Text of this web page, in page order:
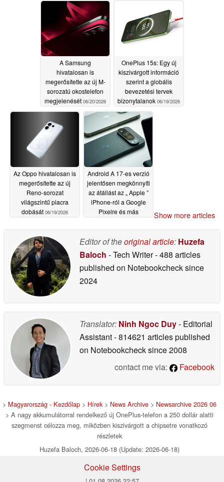
hüvelykes kijelzővel
rendelkezik06/22/2026
A Samsung
hivatalosan is
megerősítette az új M-
sorozatú okostelefon
megjelenését 06/20/2026
OnePlus 15s: Egy új
kiszivárgott információ
szerint a globális
bevezetési tervek
bizonytalanok 06/19/2026
Az Oppo hivatalosan is
megerősítette az új
Reno-sorozat
világszintű piacra
dobását 06/19/2026
Android A 17-es verzió
jelentősen megkönnyíti
az átállást az „ Apple ”
iPhone-ról a Google
Pixelre és más
Show more articles
Editor of theoriginal article: Huzefa
Baloch - Tech Writer- 488 articles
published on Notebookchecksince
2024
Translator: Ninh Ngoc Duy- Editorial
Assistant- 814621 articles published
on Notebookchecksince 2008
contact me via:
Facebook
> Magyarország - Kezdőlap > Hírek> News Archive > Newsarchive 2026 06
> A nagy akkumulátorral rendelkező új OnePlus-telefon a 250 dollár alatti
szegmenst célozza meg, miközben kiszivárgott a chipsetre vonatkozó
részletek
Huzefa Baloch, 2026-06-18 (Update: 2026-06-18)
Cookie Settings